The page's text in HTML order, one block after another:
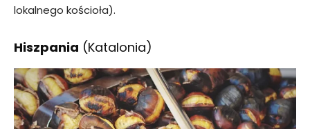
lokalnego kościoła).
Hiszpania (Katalonia)